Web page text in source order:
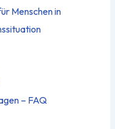
Menschen in
– FAQ